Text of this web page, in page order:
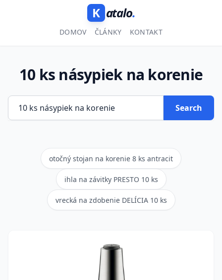
K atalo.
DOMOV ČLÁNKY KONTAKT
10 ks násypiek na korenie
Search
otočný stojan na korenie 8 ks antracit
ihla na závitky PRESTO 10 ks
vrecká na zdobenie DELÍCIA 10 ks